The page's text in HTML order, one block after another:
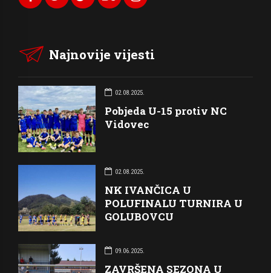
Najnovije vijesti
02.08.2025.
Pobjeda U-15 protiv NC
Vidovec
02.08.2025.
NK IVANČICA U
POLUFINALU TURNIRA U
GOLUBOVCU
09.06.2025.
ZAVRŠENA SEZONA U